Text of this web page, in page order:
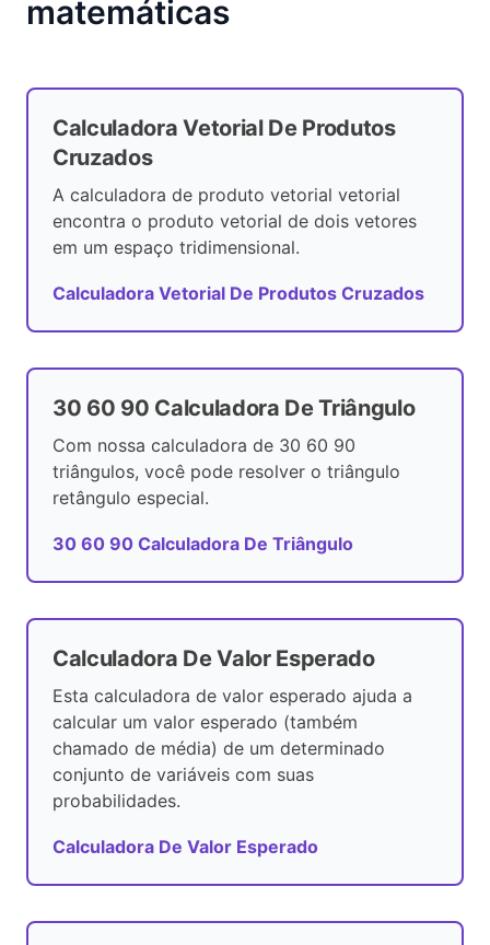
matemáticas
Calculadora Vetorial De Produtos
Cruzados
A calculadora de produto vetorial vetorial
encontra o produto vetorial de dois vetores
em um espaço tridimensional.
Calculadora Vetorial De Produtos Cruzados
30 60 90 Calculadora De Triângulo
Com nossa calculadora de 30 60 90
triângulos, você pode resolver o triângulo
retângulo especial.
30 60 90 Calculadora De Triângulo
Calculadora De Valor Esperado
Esta calculadora de valor esperado ajuda a
calcular um valor esperado (também
chamado de média) de um determinado
conjunto de variáveis ​​com suas
probabilidades.
Calculadora De Valor Esperado